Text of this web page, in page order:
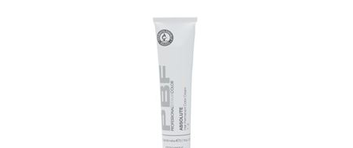
DÉTAILS